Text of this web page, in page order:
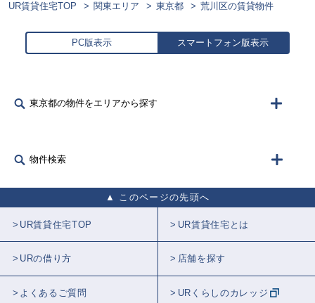
UR賃貸住宅TOP 関東エリア 東京都 荒川区の賃貸物件
PC版表示 スマートフォン版表示
東京都の物件をエリアから探す
物件検索
このページの先頭へ
UR賃貸住宅TOP UR賃貸住宅とは
URの借り方 店舗を探す
よくあるご質問 URくらしのカレッジ